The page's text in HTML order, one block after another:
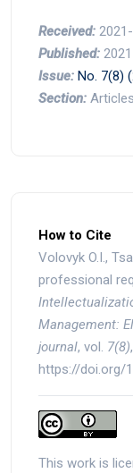
Received:
Published:
Issue: No. 7(8)
Section: Articles
How to Cite
Volovyk O.I.,
professional
Management:
journal, vol. 7(8)
https://doi.org/
This work is